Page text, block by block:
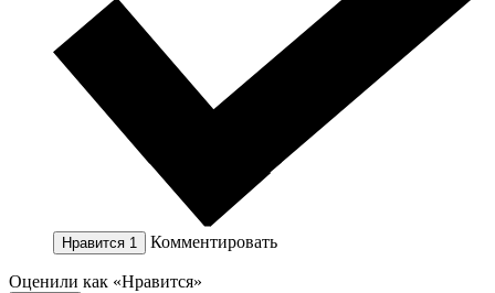
Нравится 1 Комментировать
Оценили как «Нравится»